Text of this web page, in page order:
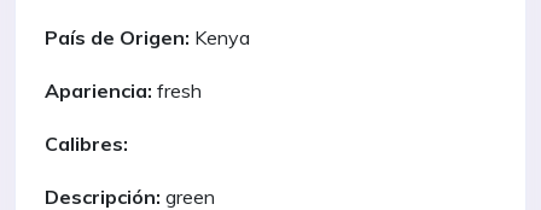
País de Origen: Kenya
Apariencia: fresh
Calibres:
Descripción: green